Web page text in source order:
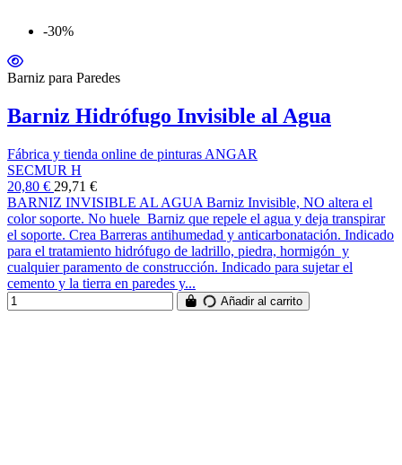
-30%
Barniz para Paredes
Barniz Hidrófugo Invisible al Agua
Fábrica y tienda online de pinturas ANGAR
SECMUR H
20,80 € 29,71 €
BARNIZ INVISIBLE AL AGUA Barniz Invisible, NO altera el
color soporte. No huele Barniz que repele el agua y deja transpirar
el soporte. Crea Barreras antihumedad y anticarbonatación. Indicado
para el tratamiento hidrófugo de ladrillo, piedra, hormigón y
cualquier paramento de construcción. Indicado para sujetar el
cemento y la tierra en paredes y...
Añadir al carrito